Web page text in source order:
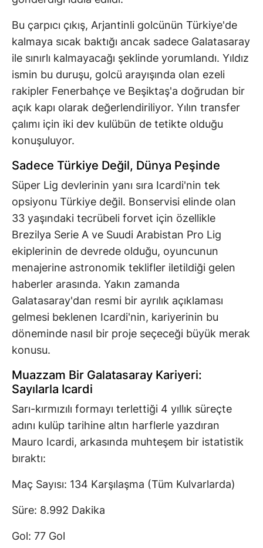
Bu çarpıcı çıkış, Arjantinli golcünün Türkiye'de
kalmaya sıcak baktığı ancak sadece Galatasaray
ile sınırlı kalmayacağı şeklinde yorumlandı. Yıldız
ismin bu duruşu, golcü arayışında olan ezeli
rakipler Fenerbahçe ve Beşiktaş'a doğrudan bir
açık kapı olarak değerlendiriliyor. Yılın transfer
çalımı için iki dev kulübün de tetikte olduğu
konuşuluyor.
Sadece Türkiye Değil, Dünya Peşinde
Süper Lig devlerinin yanı sıra Icardi'nin tek
opsiyonu Türkiye değil. Bonservisi elinde olan
33 yaşındaki tecrübeli forvet için özellikle
Brezilya Serie A ve Suudi Arabistan Pro Lig
ekiplerinin de devrede olduğu, oyuncunun
menajerine astronomik teklifler iletildiği gelen
haberler arasında. Yakın zamanda
Galatasaray'dan resmi bir ayrılık açıklaması
gelmesi beklenen Icardi'nin, kariyerinin bu
döneminde nasıl bir proje seçeceği büyük merak
konusu.
Muazzam Bir Galatasaray Kariyeri:
Sayılarla Icardi
Sarı-kırmızılı formayı terlettiği 4 yıllık süreçte
adını kulüp tarihine altın harflerle yazdıran
Mauro Icardi, arkasında muhteşem bir istatistik
bıraktı:
Maç Sayısı: 134 Karşılaşma (Tüm Kulvarlarda)
Süre: 8.992 Dakika
Gol: 77 Gol